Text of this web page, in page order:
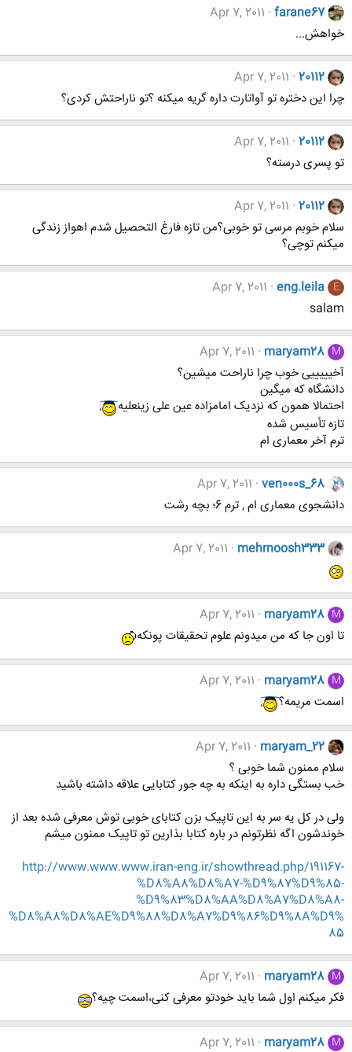
farane67
Apr 7, 2011
خواهش...
20112
Apr 7, 2011
چرا این دختره تو آواتارت داره گریه میکنه ؟تو ناراحتش کردی؟
20112
Apr 7, 2011
تو پسری درسته؟
20112
Apr 7, 2011
سلام خوبم مرسی تو خوبی؟من تازه فارغ التحصیل شدم اهواز زندگی
میکنم توچی؟
E
eng.leila
Apr 7, 2011
salam
M
maryam28
Apr 7, 2011
آخیییییی خوب چرا ناراحت میشین؟
دانشگاه که میگین
احتمالا همون که نزدیک امامزاده عین علی زینعلیه
تازه تأسیس شده
ترم آخر معماری ام
ven000s_68
Apr 7, 2011
دانشجوی معماری ام , ترم 6؛ بچه رشت
mehrnoosh333
Apr 7, 2011
M
maryam28
Apr 7, 2011
تا اون جا که من میدونم علوم تحقیقات پونکه
M
maryam28
Apr 7, 2011
اسمت مریمه؟
maryam_22
Apr 7, 2011
سلام ممنون شما خوبی ؟
خب بستگی داره به اینکه به چه جور کتابایی علاقه داشته باشید
ولی در کل یه سر به این تاپیک بزن کتابای خوبی توش معرفی شده بعد از
خوندشون اگه نظرتونم در باره کتابا بذارین تو تاپیک ممنون میشم
http://www.www.www.iran-eng.ir/showthread.php/191167-
%D8%A8%D8%A7-%D9%87%D9%85-
%D9%83%D8%AA%D8%A7%D8%A8-
%D8%A8%D8%AE%D9%88%D8%A7%D9%86%D9%8A%D9%
85
M
maryam28
Apr 7, 2011
فکر میکنم اول شما باید خودتو معرفی کنی،اسمت چیه؟
M
maryam28
Apr 7, 2011